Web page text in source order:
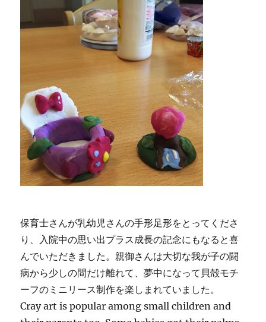
保育士さんが乳幼児さんの手形足形をとってくださ
り、入院中の思い出プラス成長の記念にもなると喜
んでいただきました。親御さんは大切な我が子の闘
病から少しの間だけ離れて、夢中になって貝殻モチ
ーフのミニリース制作を楽しまれていました。
Cray art is popular among small children and